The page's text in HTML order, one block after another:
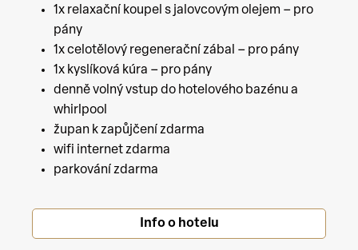
1x relaxační koupel s jalovcovým olejem – pro
pány
1x celotělový regenerační zábal – pro pány
1x kyslíková kúra – pro pány
denně volný vstup do hotelového bazénu a
whirlpool
župan k zapůjčení zdarma
wifi internet zdarma
parkování zdarma
Info o hotelu